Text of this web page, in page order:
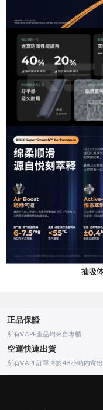
正品保證
所有VAPE產品均來自專櫃
空運快速出貨
所有VAPE訂單將於48小時内寄出